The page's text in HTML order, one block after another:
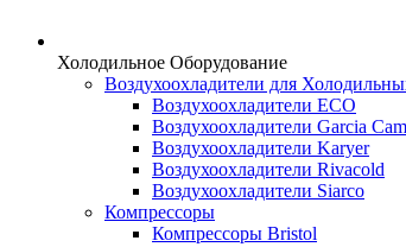
Холодильное Оборудование
Воздухоохладители для
Воздухоохладители ECO
Воздухоохладители Garcia
Воздухоохладители Karyer
Воздухоохладители Rivacold
Воздухоохладители Siarco
Компрессоры
Компрессоры Bristol